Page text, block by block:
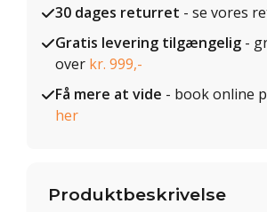
30 dages returret - se vores
Gratis levering tilgængelig -
over kr. 999,-
Få mere at vide - book online
her
Produktbeskrivelse